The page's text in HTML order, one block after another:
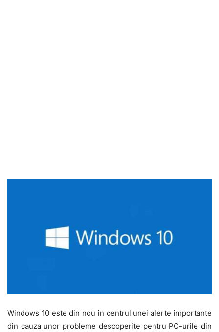
Windows 10 este din nou in centrul unei alerte importante
din cauza unor probleme descoperite pentru PC-urile din